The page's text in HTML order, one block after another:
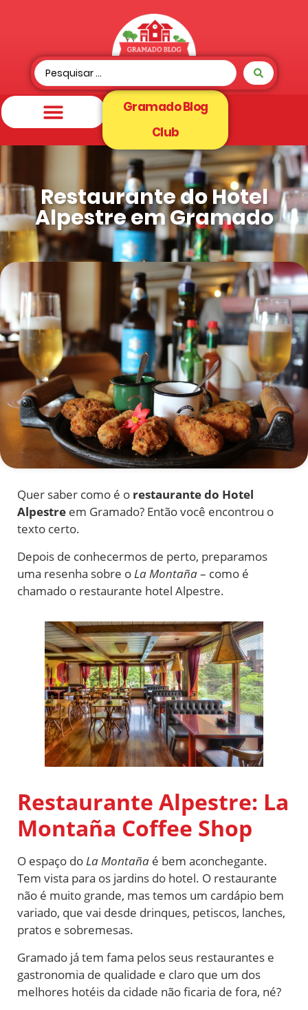
Gramado Blog
Club
Restaurante do Hotel
Alpestre em Gramado
Quer saber como é o restaurante do Hotel
Alpestre em Gramado? Então você encontrou o
texto certo.
Depois de conhecermos de perto, preparamos
uma resenha sobre oLa Montaña– como é
chamado o restaurante hotel Alpestre.
Restaurante Alpestre: La
Montaña Coffee Shop
O espaço doLa Montaña é bem aconchegante.
Tem vista para os jardins do hotel. O restaurante
não é muito grande, mas temos um cardápio bem
variado, que vai desde drinques, petiscos, lanches,
pratos e sobremesas.
Gramado já tem fama pelos seus restaurantes e
gastronomia de qualidade e claro que um dos
melhores hotéis da cidade não ficaria de fora, né?